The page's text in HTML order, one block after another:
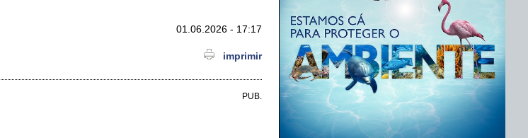
01.06.2026 - 17:17
imprimir
PUB.